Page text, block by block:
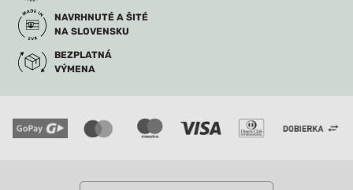
NAVRHNUTÉ A ŠITÉ
NA SLOVENSKU
BEZPLATNÁ
VÝMENA